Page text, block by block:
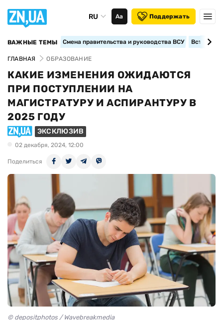
RU Аа Поддержать
ВАЖНЫЕ ТЕМЫ Смена правительства и руководства ВСУ
ГЛАВНАЯ ОБРАЗОВАНИЕ
КАКИЕ ИЗМЕНЕНИЯ ОЖИДАЮТСЯ
ПРИ ПОСТУПЛЕНИИ НА
МАГИСТРАТУРУ И АСПИРАНТУРУ В
2025 ГОДУ
ЭКСКЛЮЗИВ
02 декабря, 2024, 12:00
Поделиться
© depositphotos / Wavebreakmedia